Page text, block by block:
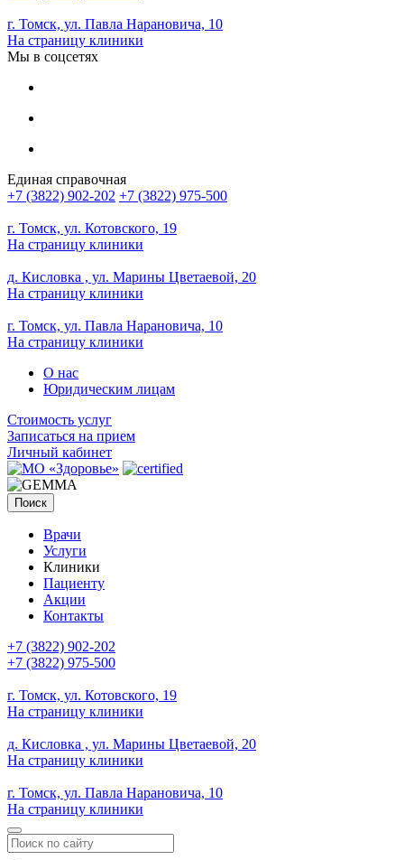
г. Томск, ул. Павла Нарановича, 10
На страницу клиники
Мы в соцсетях
Единая справочная
+7 (3822) 902-202 +7 (3822) 975-500
г. Томск, ул. Котовского, 19
На страницу клиники
д. Кисловка , ул. Марины Цветаевой, 20
На страницу клиники
г. Томск, ул. Павла Нарановича, 10
На страницу клиники
О нас
Юридическим лицам
Стоимость услуг
Записаться на прием
Личный кабинет
Поиск
Врачи
Услуги
Клиники
Пациенту
Акции
Контакты
+7 (3822) 902-202
+7 (3822) 975-500
г. Томск, ул. Котовского, 19
На страницу клиники
д. Кисловка , ул. Марины Цветаевой, 20
На страницу клиники
г. Томск, ул. Павла Нарановича, 10
На страницу клиники